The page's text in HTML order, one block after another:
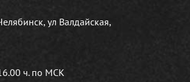
ул Валдайская,
ч. по МСК